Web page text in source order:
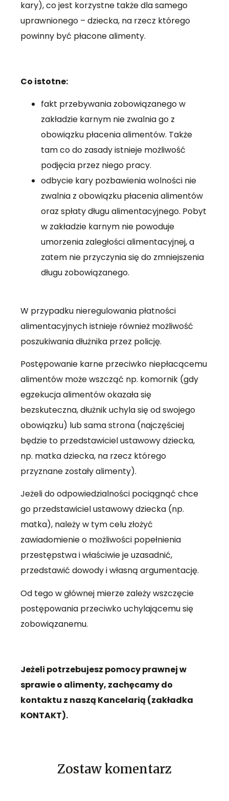
kary), co jest korzystne także dla samego
uprawnionego – dziecka, na rzecz którego
powinny być płacone alimenty.
Co istotne:
fakt przebywania zobowiązanego w
zakładzie karnym nie zwalnia go z
obowiązku płacenia alimentów. Także
tam co do zasady istnieje możliwość
podjęcia przez niego pracy.
odbycie kary pozbawienia wolności nie
zwalnia z obowiązku płacenia alimentów
oraz spłaty długu alimentacyjnego. Pobyt
w zakładzie karnym nie powoduje
umorzenia zaległości alimentacyjnej, a
zatem nie przyczynia się do zmniejszenia
długu zobowiązanego.
W przypadku nieregulowania płatności
alimentacyjnych istnieje również możliwość
poszukiwania dłużnika przez policję.
Postępowanie karne przeciwko niepłacącemu
alimentów może wszcząć np. komornik (gdy
egzekucja alimentów okazała się
bezskuteczna, dłużnik uchyla się od swojego
obowiązku) lub sama strona (najczęściej
będzie to przedstawiciel ustawowy dziecka,
np. matka dziecka, na rzecz którego
przyznane zostały alimenty).
Jeżeli do odpowiedzialności pociągnąć chce
go przedstawiciel ustawowy dziecka (np.
matka), należy w tym celu złożyć
zawiadomienie o możliwości popełnienia
przestępstwa i właściwie je uzasadnić,
przedstawić dowody i własną argumentację.
Od tego w głównej mierze zależy wszczęcie
postępowania przeciwko uchylającemu się
zobowiązanemu.
Jeżeli potrzebujesz pomocy prawnej w
sprawie o alimenty, zachęcamy do
kontaktu z naszą Kancelarią (zakładka
KONTAKT).
Zostaw komentarz